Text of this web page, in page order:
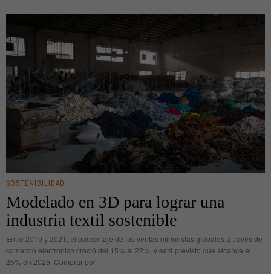
SOSTENIBILIDAD
Modelado en 3D para lograr una
industria textil sostenible
Entre 2019 y 2021, el porcentaje de las ventas minoristas globales a través de
comercio electrónico creció del 15% al 22%, y está previsto que alcance el
25% en 2025. Comprar por